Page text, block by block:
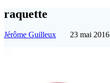
raquette
Jérôme Guilleux 23 mai 2016